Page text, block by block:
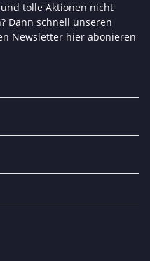
tolle Aktionen nicht
Dann schnell unseren
Newsletter hier abonieren